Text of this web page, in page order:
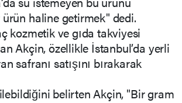
ürün haline getirmek" dedi.
kozmetik ve gıda takviyesi
Akçin, özellikle İstanbul’da yerli
safranı satışını bırakarak
belirten Akçin, "Bir gram